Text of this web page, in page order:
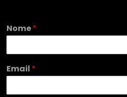
E
m
i
*
Nome*
Email *